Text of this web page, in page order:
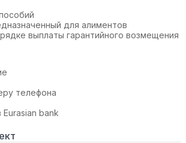
для алиментов
выплаты гарантийного возмещения
телефона
bank